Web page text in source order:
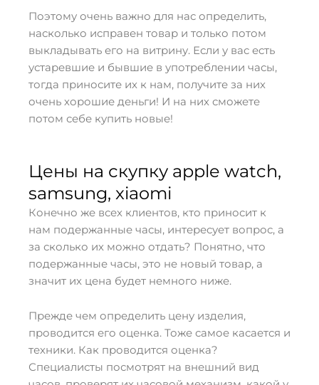
Поэтому очень важно для нас определить,
насколько исправен товар и только потом
выкладывать его на витрину. Если у вас есть
устаревшие и бывшие в употреблении часы,
тогда приносите их к нам, получите за них
очень хорошие деньги! И на них сможете
потом себе купить новые!
Цены на скупку apple watch,
samsung, xiaomi
Конечно же всех клиентов, кто приносит к
нам подержанные часы, интересует вопрос, а
за сколько их можно отдать? Понятно, что
подержанные часы, это не новый товар, а
значит их цена будет немного ниже.
Прежде чем определить цену изделия,
проводится его оценка. Тоже самое касается и
техники. Как проводится оценка?
Специалисты посмотрят на внешний вид